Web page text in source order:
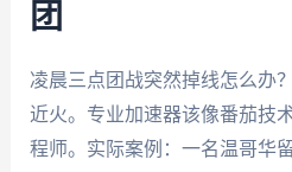
团
凌晨三点团战突然掉线怎么办
近火。专业加速器该像番茄技
程师。实际案例：一名温哥华